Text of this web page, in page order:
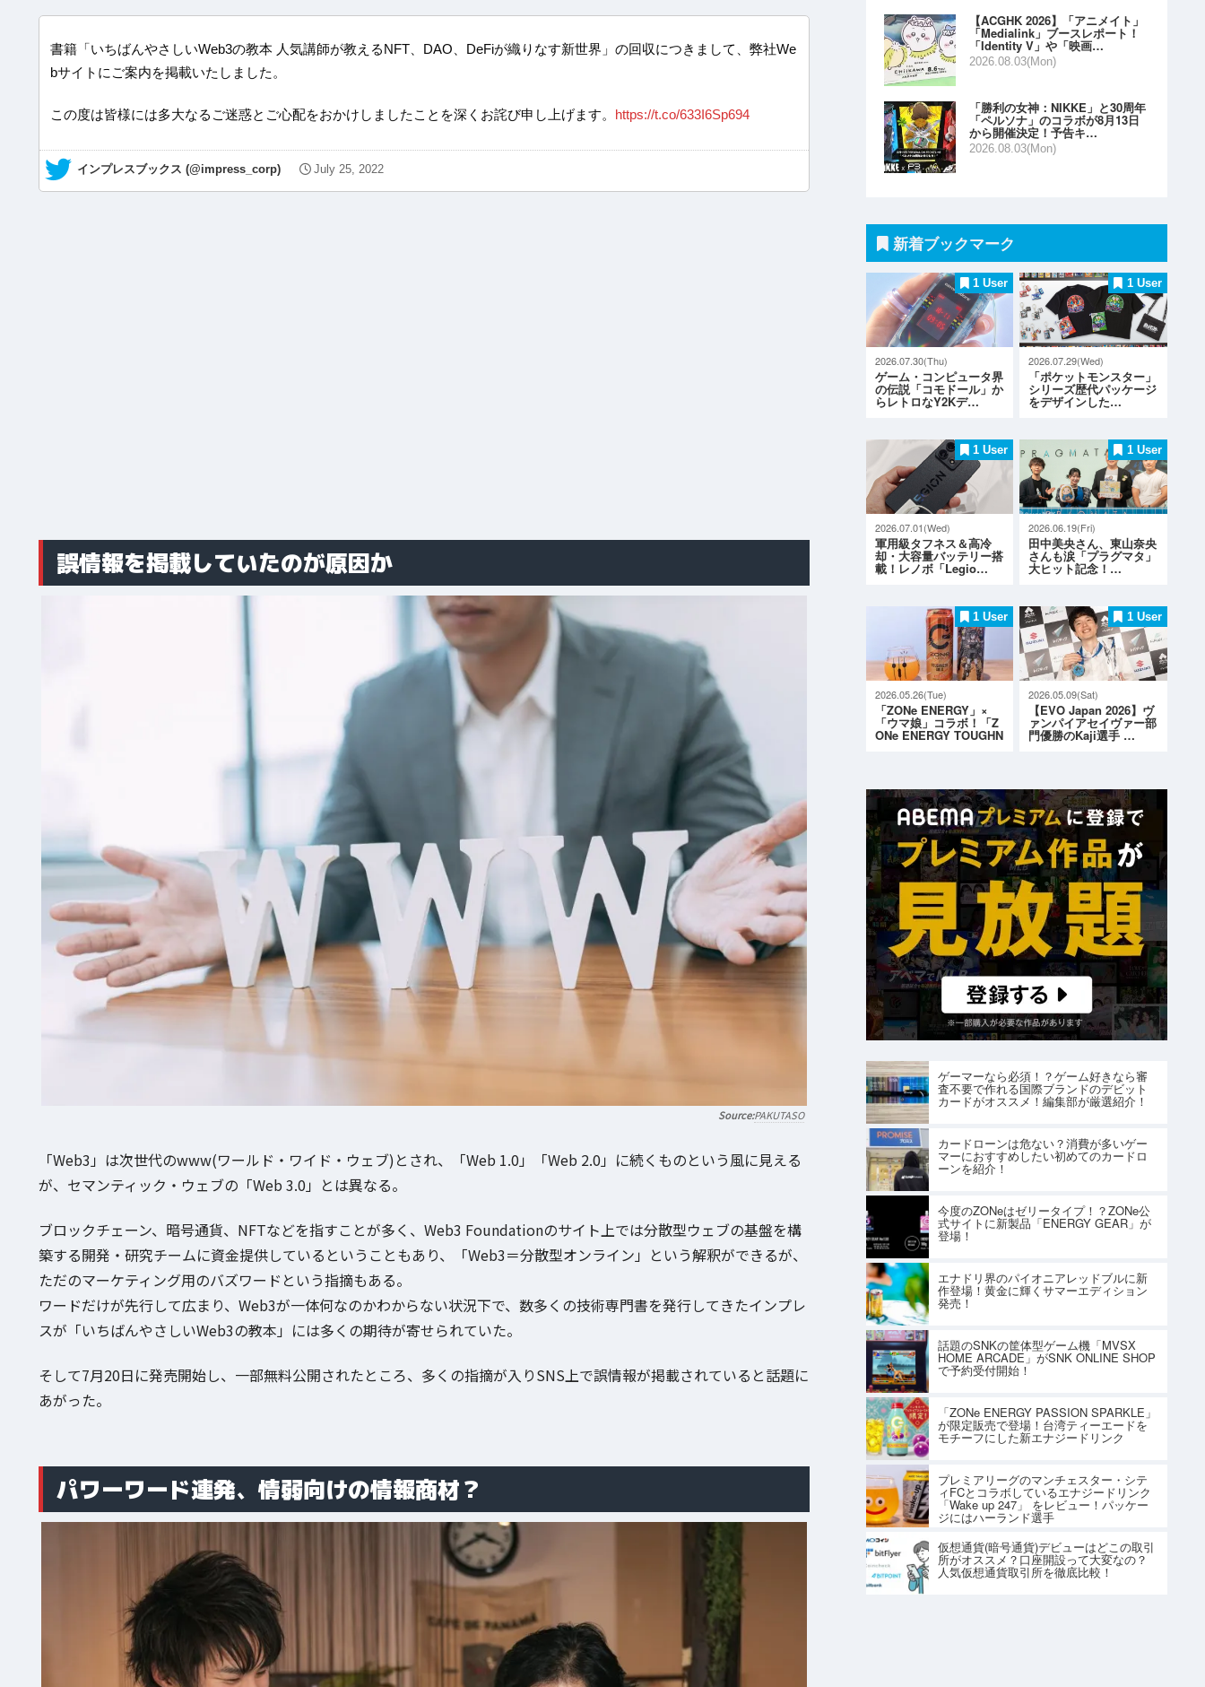
書籍「いちばんやさしいWeb3の教本 人気講師が教えるNFT、DAO、DeFiが織りなす新世界」の回収につきまして、弊社We
bサイトにご案内を掲載いたしました。
この度は皆様には多大なるご迷惑とご心配をおかけしましたことを深くお詫び申し上げます。 https://t.co/633I6Sp694
— インプレスブックス (@impress_corp) July 25, 2022
誤情報を掲載していたのが原因か
PAKUTASO
「Web3」は次世代のwww(ワールド・ワイド・ウェブ)とされ、「Web 1.0」「Web 2.0」に続くものという風に見える
が、セマンティック・ウェブの「Web 3.0」とは異なる。
ブロックチェーン、暗号通貨、NFTなどを指すことが多く、Web3 Foundationのサイト上では分散型ウェブの基盤を構
築する開発・研究チームに資金提供しているということもあり、「Web3＝分散型オンライン」という解釈ができるが、
ただのマーケティング用のバズワードという指摘もある。
ワードだけが先行して広まり、Web3が一体何なのかわからない状況下で、数多くの技術専門書を発行してきたインプレ
スが「いちばんやさしいWeb3の教本」には多くの期待が寄せられていた。
そして7月20日に発売開始し、一部無料公開されたところ、多くの指摘が入りSNS上で誤情報が掲載されていると話題に
あがった。
パワーワード連発、情弱向けの情報商材？
【ACGHK 2026】「アニメイト」
「Medialink」ブースレポート！
「Identity V」や「映画…
2026.08.03(Mon)
「勝利の女神：NIKKE」と30周年
「ペルソナ」のコラボが8月13日
から開催決定！予告キ…
2026.08.03(Mon)
新着ブックマーク
1 User
2026.07.30(Thu)
ゲーム・コンピュータ界
の伝説「コモドール」か
らレトロなY2Kデ…
1 User
2026.07.29(Wed)
「ポケットモンスター」
シリーズ歴代パッケージ
をデザインした…
1 User
2026.07.01(Wed)
軍用級タフネス＆高冷
却・大容量バッテリー搭
載！レノボ「Legio…
1 User
2026.06.19(Fri)
田中美央さん、東山奈央
さんも涙「プラグマタ」
大ヒット記念！…
1 User
2026.05.26(Tue)
「ZONe ENERGY」×
「ウマ娘」コラボ！「Z
ONe ENERGY TOUGHN
1 User
2026.05.09(Sat)
【EVO Japan 2026】ヴ
ァンパイアセイヴァー部
門優勝のKaji選手 …
ゲーマーなら必須！？ゲーム好きなら審
査不要で作れる国際ブランドのデビット
カードがオススメ！編集部が厳選紹介！
カードローンは危ない？消費が多いゲー
マーにおすすめしたい初めてのカードロ
ーンを紹介！
今度のZONeはゼリータイプ！？ZONe公
式サイトに新製品「ENERGY GEAR」が
登場！
エナドリ界のパイオニアレッドブルに新
作登場！黄金に輝くサマーエディション
発売！
話題のSNKの筐体型ゲーム機「MVSX
HOME ARCADE」がSNK ONLINE SHOP
で予約受付開始！
「ZONe ENERGY PASSION SPARKLE」
が限定販売で登場！台湾ティーエードを
モチーフにした新エナジードリンク
プレミアリーグのマンチェスター・シテ
ィFCとコラボしているエナジードリンク
「Wake up 247」 をレビュー！パッケー
ジにはハーランド選手
仮想通貨(暗号通貨)デビューはどこの取引
所がオススメ？口座開設って大変なの？
人気仮想通貨取引所を徹底比較！